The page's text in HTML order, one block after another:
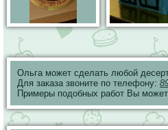
Ольга может сделать любой
Для заказа звоните по телефону:
Примеры подобных работ Вы